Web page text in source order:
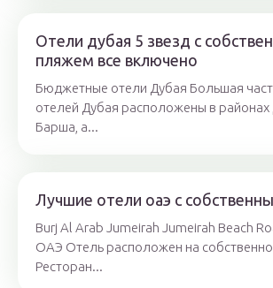
Отели дубая 5 звезд с
пляжем все включено
Бюджетные отели Дубая Большая
отелей Дубая расположены в
Барша, а...
Лучшие отели оаэ с
Burj Al Arab Jumeirah Jumeirah Beach
ОАЭ Отель расположен на
Ресторан...